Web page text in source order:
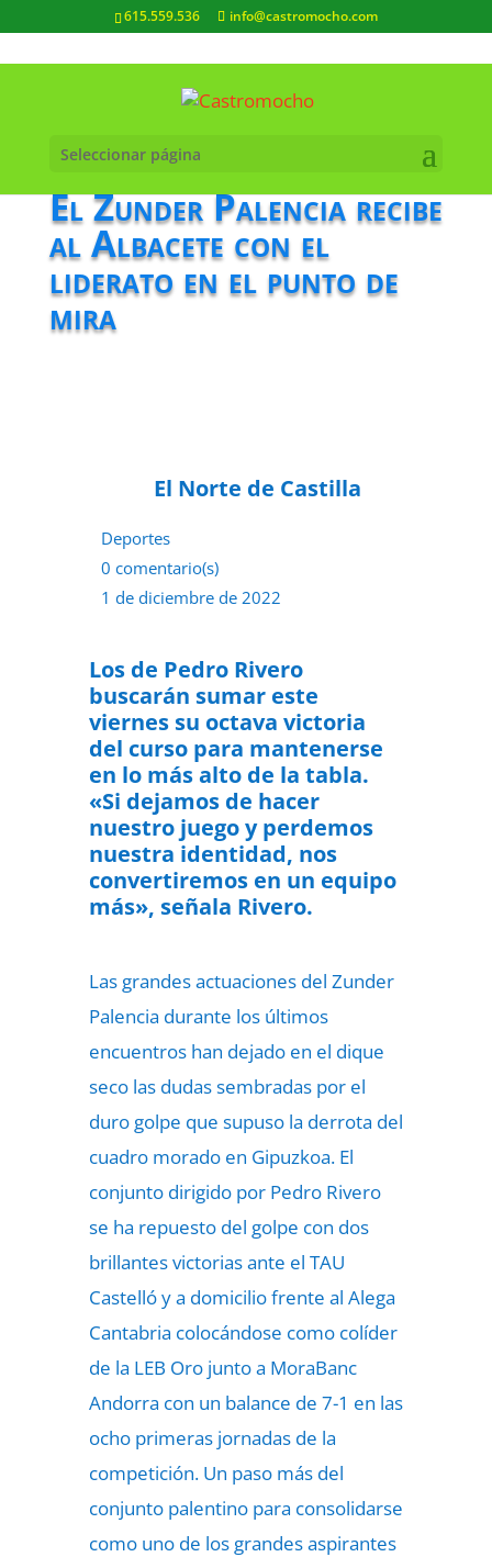
615.559.536 info@castromocho.com
Seleccionar página
El Zunder Palencia recibe
al Albacete con el
liderato en el punto de
mira
El Norte de Castilla
Deportes
0 comentario(s)
1 de diciembre de 2022
Los de Pedro Rivero
buscarán sumar este
viernes su octava victoria
del curso para mantenerse
en lo más alto de la tabla.
«Si dejamos de hacer
nuestro juego y perdemos
nuestra identidad, nos
convertiremos en un equipo
más», señala Rivero.
Las grandes actuaciones del Zunder
Palencia durante los últimos
encuentros han dejado en el dique
seco las dudas sembradas por el
duro golpe que supuso la derrota del
cuadro morado en Gipuzkoa. El
conjunto dirigido por Pedro Rivero
se ha repuesto del golpe con dos
brillantes victorias ante el TAU
Castelló y a domicilio frente al Alega
Cantabria colocándose como colíder
de la LEB Oro junto a MoraBanc
Andorra con un balance de 7-1 en las
ocho primeras jornadas de la
competición. Un paso más del
conjunto palentino para consolidarse
como uno de los grandes aspirantes